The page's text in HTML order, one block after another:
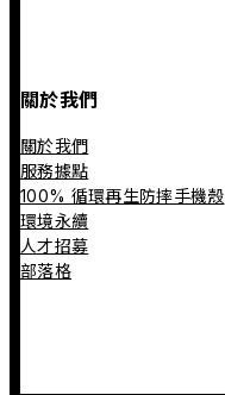
關於我們
關於我們
服務據點
100% 循環再生防摔手機殼
環境永續
人才招募
部落格